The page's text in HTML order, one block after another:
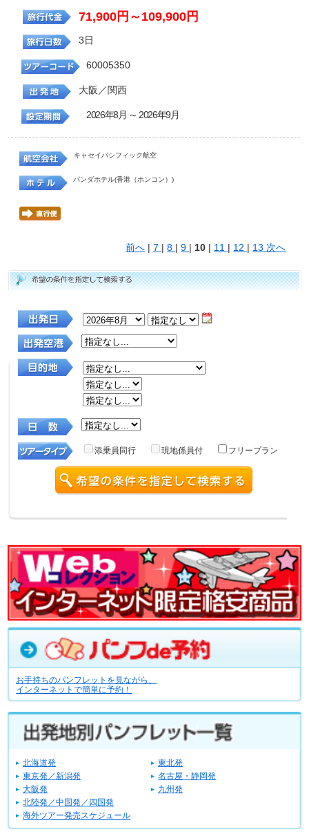
71,900円～109,900円
3日
60005350
大阪／関西
2026年8月 ～ 2026年9月
キャセイパシフィック航空
パンダホテル(香港（ホンコン）)
前へ |7 |8 |9 | 10 | 11 | 12 | 13 次へ
お手持ちのパンフレットを見ながら、
インターネットで簡単に予約！
北海道発
東北発
東京発／新潟発
名古屋・静岡発
大阪発
九州発
北陸発／中国発／四国発
海外ツアー発売スケジュール